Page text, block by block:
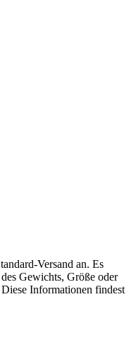
Versand an. Es
Gewichts, Größe oder
Informationen findest